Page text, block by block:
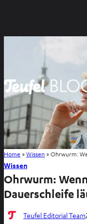
Home »Wissen »Ohrwurm:
Wissen
Ohrwurm:
Dauerschleife
Teufel Editorial Team